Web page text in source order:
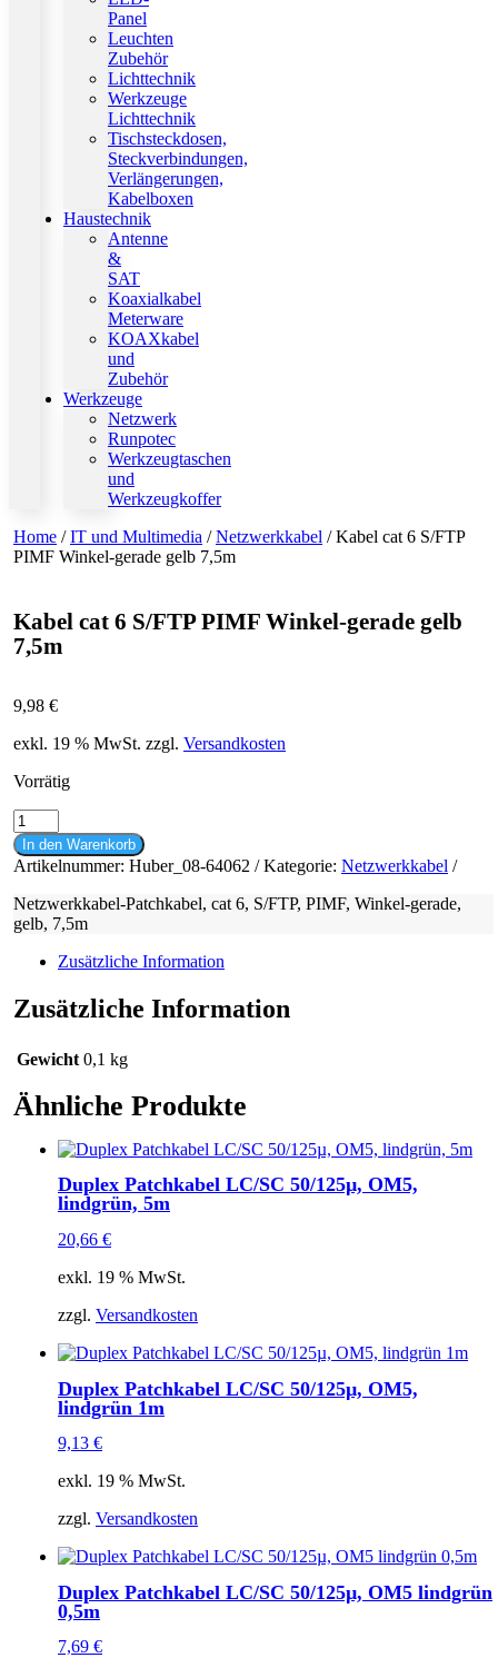
Panel
Leuchten
Zubehör
Lichttechnik
Werkzeuge
Lichttechnik
Tischsteckdosen,
Steckverbindungen,
Verlängerungen,
Kabelboxen
Haustechnik
Antenne
&
SAT
Koaxialkabel
Meterware
KOAXkabel
und
Zubehör
Werkzeuge
Netzwerk
Runpotec
Werkzeugtaschen
und
Werkzeugkoffer
Home /IT und Multimedia /Netzwerkkabel / Kabel cat 6 S/FTP
PIMF Winkel-gerade gelb 7,5m
Kabel cat 6 S/FTP PIMF Winkel-gerade gelb
7,5m
9,98 €
exkl. 19 % MwSt. zzgl. Versandkosten
Vorrätig
Kabel
cat
6
S/FTP
PIMF
Winkel-
gerade
gelb
Menge
In den Warenkorb
Artikelnummer: Huber_08-64062 Kategorie: Netzwerkkabel
Netzwerkkabel-Patchkabel, cat 6, S/FTP, PIMF, Winkel-gerade,
gelb, 7,5m
Zusätzliche Information
Zusätzliche Information
Gewicht 0,1 kg
Ähnliche Produkte
Duplex Patchkabel LC/SC 50/125µ, OM5,
lindgrün, 5m
20,66 €
exkl. 19 % MwSt.
zzgl. Versandkosten
Duplex Patchkabel LC/SC 50/125µ, OM5,
lindgrün 1m
9,13 €
exkl. 19 % MwSt.
zzgl. Versandkosten
Duplex Patchkabel LC/SC 50/125µ, OM5 lindgrün
0,5m
7,69 €